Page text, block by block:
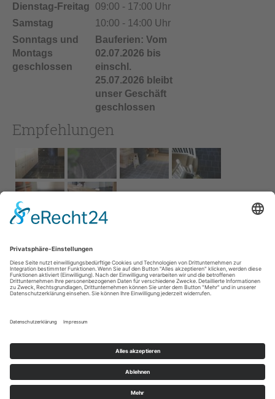
Dienstag-Freitag
09:00 - 17:00 Uhr
Samstag
10:00 - 14:00 Uhr
Sonntags und
Montags
geschlossen
Bauferien: Vom
02.07.2026 bis
einschl.
25.07.2026 bleibt
unser Geschäft
geschlossen
Empfehlungen
Impressum
AGB
Service
Cookie-Einstellungen Home Kontakt